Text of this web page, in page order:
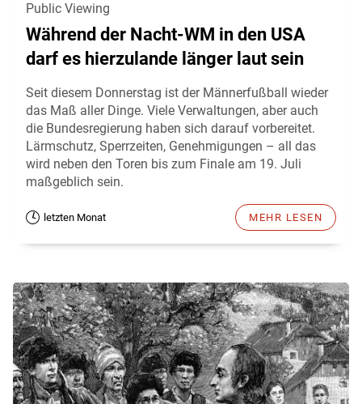
Public Viewing
Während der Nacht-WM in den USA
darf es hierzulande länger laut sein
Seit diesem Donnerstag ist der Männerfußball wieder
das Maß aller Dinge. Viele Verwaltungen, aber auch
die Bundesregierung haben sich darauf vorbereitet.
Lärmschutz, Sperrzeiten, Genehmigungen – all das
wird neben den Toren bis zum Finale am 19. Juli
maßgeblich sein.
letzten Monat MEHR LESEN